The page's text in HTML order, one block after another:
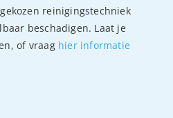
reinigingstechniek
beschadigen. Laat je
of vraag hier informatie